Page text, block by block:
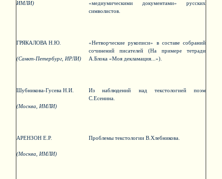
ИМЛИ)
«медиумическими документами» русских
символистов.
ГРЯКАЛОВА Н.Ю.
(Санкт-Петербург, ИРЛИ)
«Нетворческие рукописи» в составе собраний
сочинений писателей (На примере тетради
А.Блока «Моя декламация...»).
Шубникова-Гусева Н.И.
(Москва, ИМЛИ)
Из наблюдений над текстологией поэм
С.Есенина.
АРЕНЗОН Е.Р.
(Москва, ИМЛИ)
Проблемы текстологии В.Хлебникова.